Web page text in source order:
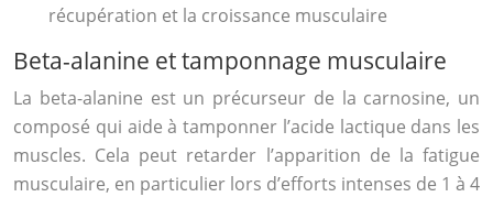
récupération et la croissance musculaire
Beta-alanine et tamponnage musculaire
La beta-alanine est un précurseur de la carnosine, un
composé qui aide à tamponner l’acide lactique dans les
muscles. Cela peut retarder l’apparition de la fatigue
musculaire, en particulier lors d’efforts intenses de 1 à 4